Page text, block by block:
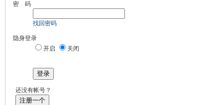
密 码
找回密码
隐身登录
开启
关闭
登录
还没有帐号？
注册一个